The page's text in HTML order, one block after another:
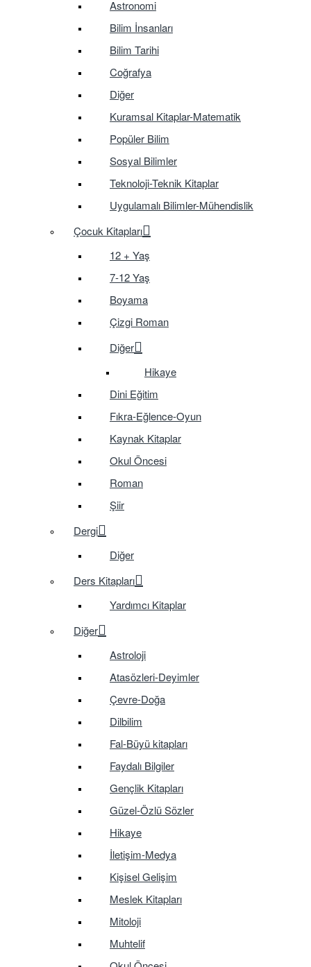
Astronomi
Bilim İnsanları
Bilim Tarihi
Coğrafya
Diğer
Kuramsal Kitaplar-Matematik
Popüler Bilim
Sosyal Bilimler
Teknoloji-Teknik Kitaplar
Uygulamalı Bilimler-Mühendislik
Çocuk Kitapları
12 + Yaş
7-12 Yaş
Boyama
Çizgi Roman
Diğer
Hikaye
Dini Eğitim
Fıkra-Eğlence-Oyun
Kaynak Kitaplar
Okul Öncesi
Roman
Şiir
Dergi
Diğer
Ders Kitapları
Yardımcı Kitaplar
Diğer
Astroloji
Atasözleri-Deyimler
Çevre-Doğa
Dilbilim
Fal-Büyü kitapları
Faydalı Bilgiler
Gençlik Kitapları
Güzel-Özlü Sözler
Hikaye
İletişim-Medya
Kişisel Gelişim
Meslek Kitapları
Mitoloji
Muhtelif